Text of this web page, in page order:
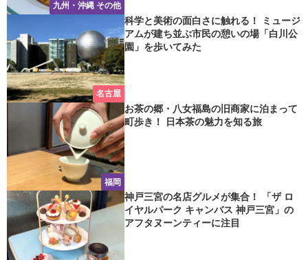
九州・沖縄 その他
名古屋
科学と美術の面白さに触れる！ ミュージ
アムが建ち並ぶ市民の憩いの場「白川公
園」を歩いてみた
福岡
お茶の郷・八女福島の旧商家に泊まって
町歩き！ 日本茶の魅力を知る旅
神戸三宮の名店グルメが集合！ 「ザ ロ
イヤルパーク キャンバス 神戸三宮」の
アフタヌーンティーに注目